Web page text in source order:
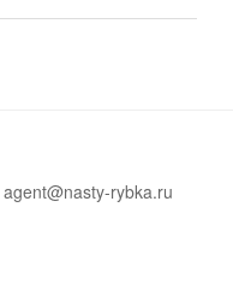
agent@nasty-rybka.ru